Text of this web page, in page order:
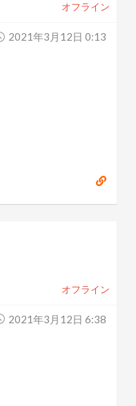
オフライン
2021年3月12日 0:13
オフライン
2021年3月12日 6:38